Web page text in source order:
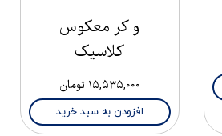
واکر معکوس
کلاسیک
۱۵,۵۳۵,۰۰۰ تومان
افزودن به سبد خرید